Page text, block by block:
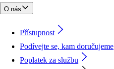
O nás
Přístupnost
Podívejte se, kam doručujeme
Poplatek za službu